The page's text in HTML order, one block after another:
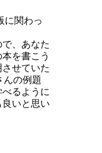
に関わっ
、あなた
を書こう
せていた
の例題
るように
いと思い